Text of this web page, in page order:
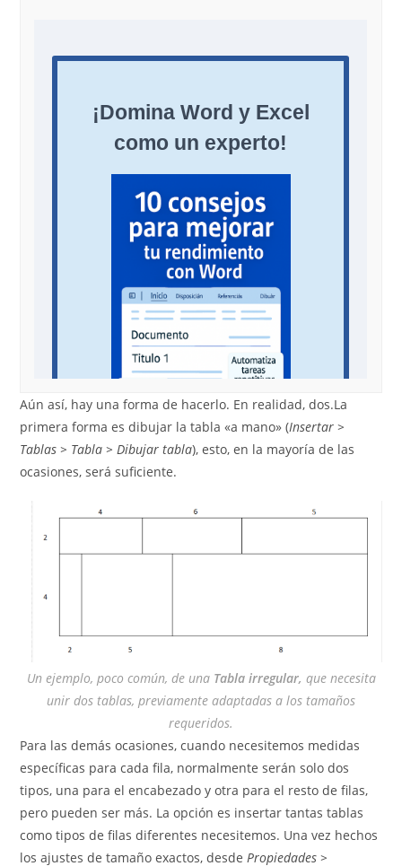
Aún así, hay una forma de hacerlo. En realidad, dos.La
primera forma es dibujar la tabla «a mano» (Insertar >
Tablas > Tabla > Dibujar tabla), esto, en la mayoría de las
ocasiones, será suficiente.
Un ejemplo, poco común, de una Tabla irregular, que necesita
unir dos tablas, previamente adaptadas a los tamaños
requeridos.
Para las demás ocasiones, cuando necesitemos medidas
específicas para cada fila, normalmente serán solo dos
tipos, una para el encabezado y otra para el resto de filas,
pero pueden ser más. La opción es insertar tantas tablas
como tipos de filas diferentes necesitemos. Una vez hechos
los ajustes de tamaño exactos, desde Propiedades >